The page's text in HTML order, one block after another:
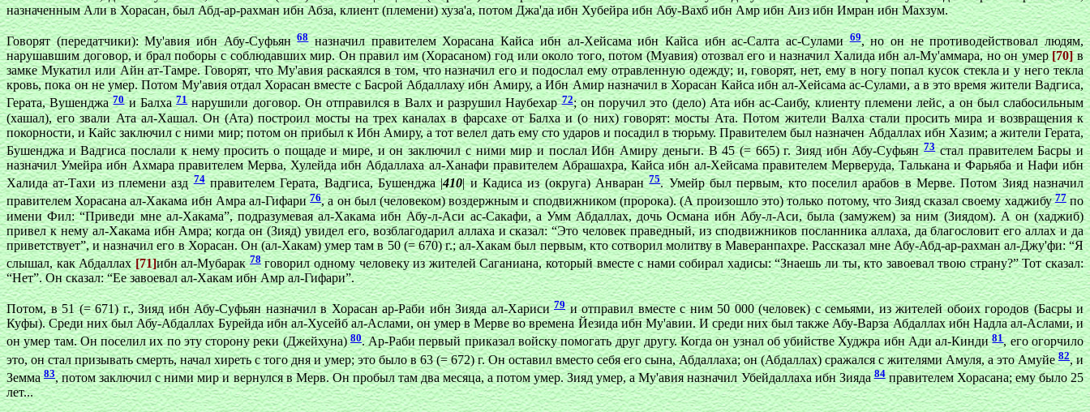
назначенным Али в Хорасан, был Абд-ар-рахман ибн Абза, клиент (племени) хуза'а, потом Джа'да ибн Хубейра ибн Абу-Вахб ибн Амр ибн Аиз ибн Имран ибн Махзум.
Говорят (передатчики): Му'авия ибн Абу-Суфьян68назначил правителем Хорасана Кайса ибн ал-Хейсама ибн Кайса ибн ас-Салта ас-Сулами69, но он не противодействовал людям,
нарушавшим договор, и брал поборы с соблюдавших мир. Он правил им (Хорасаном) год или около того, потом (Муавия) отозвал его и назначил Халида ибн ал-Му'аммара, но он умер[70]в
замке Мукатил или Айн ат-Тамре. Говорят, что Му'авия раскаялся в том, что назначил его и подослал ему отравленную одежду; и, говорят, нет, ему в ногу попал кусок стекла и у него текла
кровь, пока он не умер. Потом Му'авия отдал Хорасан вместе с Басрой Абдаллаху ибн Амиру, а Ибн Амир назначил в Хорасан Кайса ибн ал-Хейсама ас-Cулами, а в это время жители Вадгиса,
Герата, Вушенджа70и Балха71нарушили договор. Он отправился в Валх и разрушил Наубехар72; он поручил это (дело) Ата ибн ас-Саибу, клиенту племени лейс, а он был слабосильным
(хашал), его звали Ата ал-Хашал. Он (Ата) построил мосты на трех каналах в фарсахе от Балха и (о них) говорят: мосты Ата. Потом жители Валха стали просить мира и возвращения к
покорности, и Кайс заключил с ними мир; потом он прибыл к Ибн Амиру, а тот велел дать ему сто ударов и посадил в тюрьму. Правителем был назначен Абдаллах ибн Хазим; а жители Герата,
Бушенджа и Вадгиса послали к нему просить о пощаде и мире, и он заключил с ними мир и послал Ибн Амиру деньги. В 45 (= 665) г. Зияд ибн Абу-Суфьян73стал правителем Басры и
назначил Умейра ибн Ахмара правителем Мерва, Хулейда ибн Абдаллаха ал-Ханафи правителем Абрашахра, Кайса ибн ал-Хейсама правителем Мерверуда, Талькана и Фарьяба и Нафи ибн
Халида ат-Тахи из племени азд74правителем Герата, Вадгиса, Бушенджа |410| и Кадиса из (округа) Анваран75. Умейр был первым, кто поселил арабов в Мерве. Потом Зияд назначил
правителем Хорасана ал-Хакама ибн Амра ал-Гифари76, а он был (человеком) воздержным и сподвижником (пророка). (А произошло это) только потому, что Зияд сказал своему хаджибу77по
имени Фил: “Приведи мне ал-Хакама”, подразумевая ал-Хакама ибн Абу-л-Аси ас-Сакафи, а Умм Абдаллах, дочь Османа ибн Абу-л-Аси, была (замужем) за ним (Зиядом). А он (хаджиб)
привел к нему ал-Хакама ибн Амра; когда он (Зияд) увидел его, возблагодарил аллаха и сказал: “Это человек праведный, из сподвижников посланника аллаха, да благословит его аллах и да
приветствует”, и назначил его в Хорасан. Он (ал-Хакам) умер там в 50 (= 670) г.; ал-Хакам был первым, кто сотворил молитву в Маверанпахре. Рассказал мне Абу-Абд-ар-рахман ал-Джу'фи: “Я
слышал, как Абдаллах[71]ибн ал-Мубарак78говорил одному человеку из жителей Саганиана, который вместе с нами собирал хадисы: “Знаешь ли ты, кто завоевал твою страну?” Тот сказал:
“Нет”. Он сказал: “Ее завоевал ал-Хакам ибн Амр ал-Гифари”.
Потом, в 51 (= 671) г., Зияд ибн Абу-Суфьян назначил в Хорасан ар-Раби ибн Зияда ал-Хариси79и отправил вместе с ним 50 000 (человек) с семьями, из жителей обоих городов (Басры и
Куфы). Среди них был Абу-Абдаллах Бурейда ибн ал-Хусейб ал-Аслами, он умер в Мерве во времена Йезида ибн Му'авии. И среди них был также Абу-Варза Абдаллах ибн Надла ал-Аслами, и
он умер там. Он поселил их по эту сторону реки (Джейхуна) 80. Ар-Раби первый приказал войску помогать друг другу. Когда он узнал об убийстве Худжра ибн Ади ал-Кинди81, его огорчило
это, он стал призывать смерть, начал хиреть с того дня и умер; это было в 63 (= 672) г. Он оставил вместо себя его сына, Абдаллаха; он (Абдаллах) сражался с жителями Амуля, а это Амуйе82, и
Земма83, потом заключил с ними мир и вернулся в Мерв. Он пробыл там два месяца, а потом умер. Зияд умер, а Му'авия назначил Убейдаллаха ибн Зияда84правителем Хорасана; ему было 25
лет...